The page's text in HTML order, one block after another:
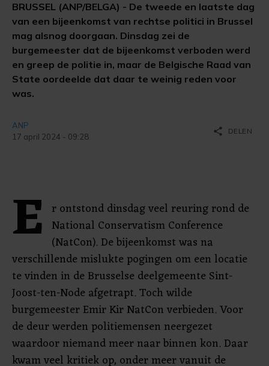
BRUSSEL (ANP/BELGA) - De tweede en laatste dag
van een bijeenkomst van rechtse politici in Brussel
mag alsnog doorgaan. Dinsdag zei de
burgemeester dat de bijeenkomst verboden werd
en greep de politie in, maar de Belgische Raad van
State oordeelde dat daar te weinig reden voor
was.
ANP
17 april 2024 - 09:28
share DELEN
E r ontstond dinsdag veel reuring rond de
National Conservatism Conference
(NatCon). De bijeenkomst was na
verschillende mislukte pogingen om een locatie
te vinden in de Brusselse deelgemeente Sint-
Joost-ten-Node afgetrapt. Toch wilde
burgemeester Emir Kir NatCon verbieden. Voor
de deur werden politiemensen neergezet
waardoor niemand meer naar binnen kon. Daar
kwam veel kritiek op, onder meer vanuit de